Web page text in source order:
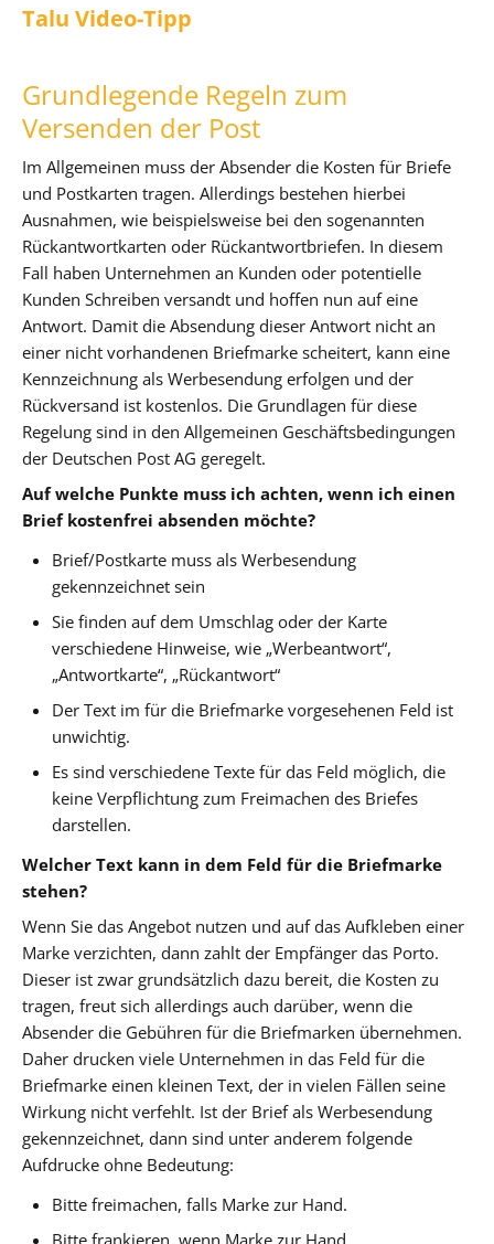
Talu Video-Tipp
Grundlegende Regeln zum
Versenden der Post
Im Allgemeinen muss der Absender die Kosten für Briefe
und Postkarten tragen. Allerdings bestehen hierbei
Ausnahmen, wie beispielsweise bei den sogenannten
Rückantwortkarten oder Rückantwortbriefen. In diesem
Fall haben Unternehmen an Kunden oder potentielle
Kunden Schreiben versandt und hoffen nun auf eine
Antwort. Damit die Absendung dieser Antwort nicht an
einer nicht vorhandenen Briefmarke scheitert, kann eine
Kennzeichnung als Werbesendung erfolgen und der
Rückversand ist kostenlos. Die Grundlagen für diese
Regelung sind in den Allgemeinen Geschäftsbedingungen
der Deutschen Post AG geregelt.
Auf welche Punkte muss ich achten, wenn ich einen
Brief kostenfrei absenden möchte?
Brief/Postkarte muss als Werbesendung
gekennzeichnet sein
Sie finden auf dem Umschlag oder der Karte
verschiedene Hinweise, wie „Werbeantwort“,
„Antwortkarte“, „Rückantwort“
Der Text im für die Briefmarke vorgesehenen Feld ist
unwichtig.
Es sind verschiedene Texte für das Feld möglich, die
keine Verpflichtung zum Freimachen des Briefes
darstellen.
Welcher Text kann in dem Feld für die Briefmarke
stehen?
Wenn Sie das Angebot nutzen und auf das Aufkleben einer
Marke verzichten, dann zahlt der Empfänger das Porto.
Dieser ist zwar grundsätzlich dazu bereit, die Kosten zu
tragen, freut sich allerdings auch darüber, wenn die
Absender die Gebühren für die Briefmarken übernehmen.
Daher drucken viele Unternehmen in das Feld für die
Briefmarke einen kleinen Text, der in vielen Fällen seine
Wirkung nicht verfehlt. Ist der Brief als Werbesendung
gekennzeichnet, dann sind unter anderem folgende
Aufdrucke ohne Bedeutung:
Bitte freimachen, falls Marke zur Hand.
Bitte frankieren, wenn Marke zur Hand.